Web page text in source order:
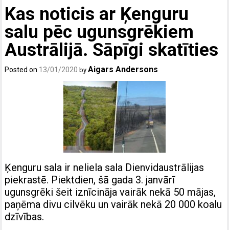
Kas noticis ar Ķenguru
salu pēc ugunsgrēkiem
Austrālijā. Sāpīgi skatīties
Posted on 13/01/2020 byAigars Andersons
Ķenguru sala ir neliela sala Dienvidaustrālijas
piekrastē. Piektdien, šā gada 3. janvārī
ugunsgrēki šeit iznīcināja vairāk nekā 50 mājas,
paņēma divu cilvēku un vairāk nekā 20 000 koalu
dzīvības.